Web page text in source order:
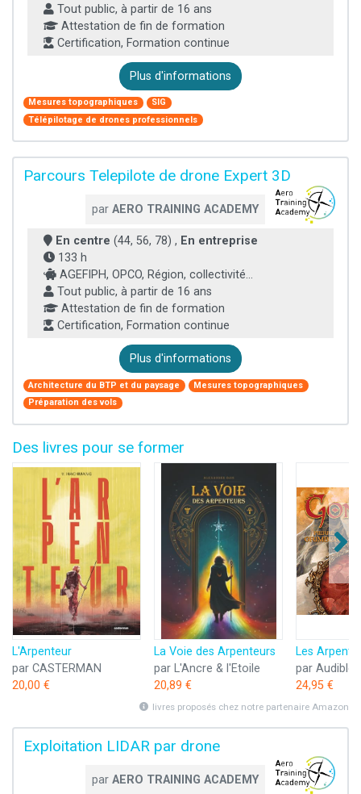
Tout public, à partir de 16 ans
Attestation de fin de formation
Certification, Formation continue
Plus d'informations
Mesures topographiques
SIG
Télépilotage de drones professionnels
Parcours Telepilote de drone Expert 3D
par AERO TRAINING ACADEMY
En centre (44, 56, 78) , En entreprise
133 h
AGEFIPH, OPCO, Région, collectivité...
Tout public, à partir de 16 ans
Attestation de fin de formation
Certification, Formation continue
Plus d'informations
Architecture du BTP et du paysage
Mesures topographiques
Préparation des vols
Des livres pour se former
L'Arpenteur
par CASTERMAN
20,00 €
La Voie des Arpenteurs
par L'Ancre & l'Etoile
20,89 €
par Audible
24,95 €
livres proposés chez notre partenaire Amazon
Exploitation LIDAR par drone
par AERO TRAINING ACADEMY